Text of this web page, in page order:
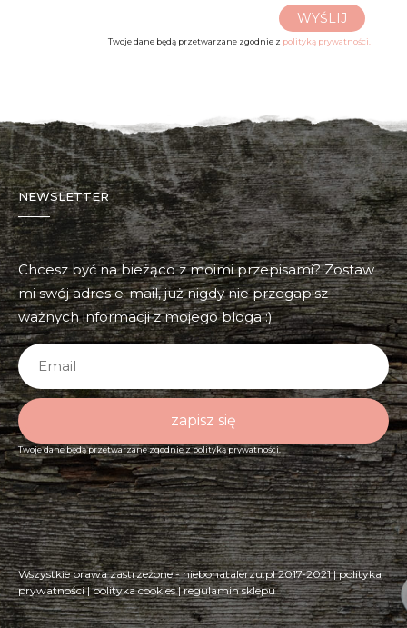
WYŚLIJ
Twoje dane będą przetwarzane zgodnie z polityką prywatności.
NEWSLETTER
Chcesz być na bieżąco z moimi przepisami? Zostaw
mi swój adres e-mail, już nigdy nie przegapisz
ważnych informacji z mojego bloga :)
zapisz się
Twoje dane będą przetwarzane zgodnie zpolityką prywatności.
Wszystkie prawa zastrzeżone - niebonatalerzu.pl 2017-2021 |polityka
prywatności|polityka cookies|regulamin sklepu